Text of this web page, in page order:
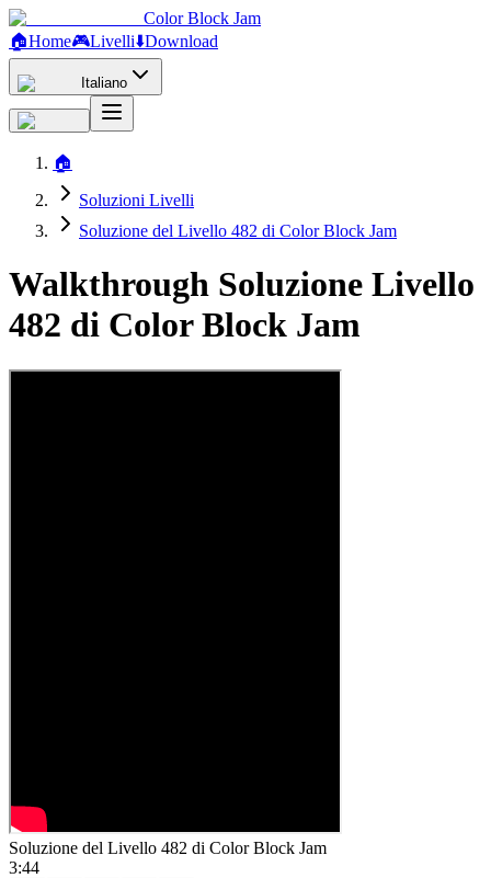
Color Block Jam
🏠Home🎮Livelli⬇️Download
Italiano
🏠
Soluzioni Livelli
Soluzione del Livello 482 di Color Block Jam
Walkthrough Soluzione Livello
482 di Color Block Jam
Soluzione del Livello 482 di Color Block Jam
3:44